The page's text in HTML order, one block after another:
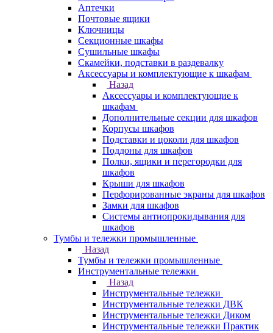
Аптечки
Почтовые ящики
Ключницы
Секционные шкафы
Сушильные шкафы
Скамейки, подставки в раздевалку
Аксессуары и комплектующие к шкафам
Назад
Аксессуары и комплектующие к
шкафам
Дополнительные секции для шкафов
Корпусы шкафов
Подставки и цоколи для шкафов
Поддоны для шкафов
Полки, ящики и перегородки для
шкафов
Крыши для шкафов
Перфорированные экраны для шкафов
Замки для шкафов
Системы антиопрокидывания для
шкафов
Тумбы и тележки промышленные
Назад
Тумбы и тележки промышленные
Инструментальные тележки
Назад
Инструментальные тележки
Инструментальные тележки ДВК
Инструментальные тележки Диком
Инструментальные тележки Практик